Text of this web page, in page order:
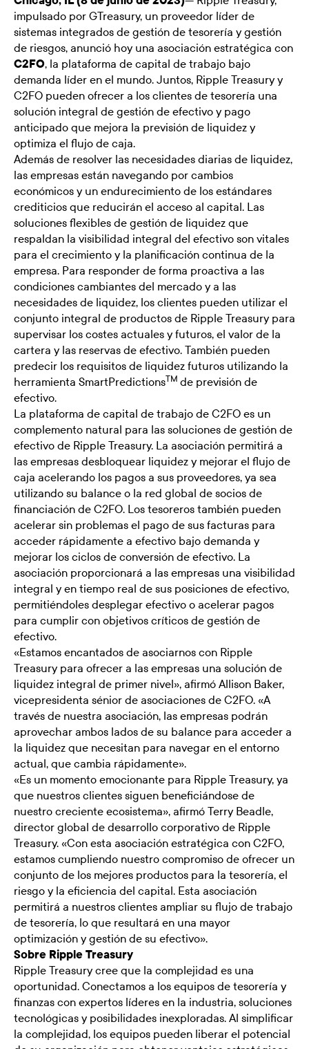
impulsado por GTreasury, un proveedor líder de
sistemas integrados de gestión de tesorería y gestión
de riesgos, anunció hoy una asociación estratégica con
C2FO, la plataforma de capital de trabajo bajo
demanda líder en el mundo. Juntos, Ripple Treasury y
C2FO pueden ofrecer a los clientes de tesorería una
solución integral de gestión de efectivo y pago
anticipado que mejora la previsión de liquidez y
optimiza el flujo de caja.
Además de resolver las necesidades diarias de liquidez,
las empresas están navegando por cambios
económicos y un endurecimiento de los estándares
crediticios que reducirán el acceso al capital. Las
soluciones flexibles de gestión de liquidez que
respaldan la visibilidad integral del efectivo son vitales
para el crecimiento y la planificación continua de la
empresa. Para responder de forma proactiva a las
condiciones cambiantes del mercado y a las
necesidades de liquidez, los clientes pueden utilizar el
conjunto integral de productos de Ripple Treasury para
supervisar los costes actuales y futuros, el valor de la
cartera y las reservas de efectivo. También pueden
predecir los requisitos de liquidez futuros utilizando la
herramienta SmartPredictionsTM de previsión de
efectivo.
La plataforma de capital de trabajo de C2FO es un
complemento natural para las soluciones de gestión de
efectivo de Ripple Treasury. La asociación permitirá a
las empresas desbloquear liquidez y mejorar el flujo de
caja acelerando los pagos a sus proveedores, ya sea
utilizando su balance o la red global de socios de
financiación de C2FO. Los tesoreros también pueden
acelerar sin problemas el pago de sus facturas para
acceder rápidamente a efectivo bajo demanda y
mejorar los ciclos de conversión de efectivo. La
asociación proporcionará a las empresas una visibilidad
integral y en tiempo real de sus posiciones de efectivo,
permitiéndoles desplegar efectivo o acelerar pagos
para cumplir con objetivos críticos de gestión de
efectivo.
«Estamos encantados de asociarnos con Ripple
Treasury para ofrecer a las empresas una solución de
liquidez integral de primer nivel», afirmó Allison Baker,
vicepresidenta sénior de asociaciones de C2FO. «A
través de nuestra asociación, las empresas podrán
aprovechar ambos lados de su balance para acceder a
la liquidez que necesitan para navegar en el entorno
actual, que cambia rápidamente».
«Es un momento emocionante para Ripple Treasury, ya
que nuestros clientes siguen beneficiándose de
nuestro creciente ecosistema», afirmó Terry Beadle,
director global de desarrollo corporativo de Ripple
Treasury. «Con esta asociación estratégica con C2FO,
estamos cumpliendo nuestro compromiso de ofrecer un
conjunto de los mejores productos para la tesorería, el
riesgo y la eficiencia del capital. Esta asociación
permitirá a nuestros clientes ampliar su flujo de trabajo
de tesorería, lo que resultará en una mayor
optimización y gestión de su efectivo».
Sobre Ripple Treasury
Ripple Treasury cree que la complejidad es una
oportunidad. Conectamos a los equipos de tesorería y
finanzas con expertos líderes en la industria, soluciones
tecnológicas y posibilidades inexploradas. Al simplificar
la complejidad, los equipos pueden liberar el potencial